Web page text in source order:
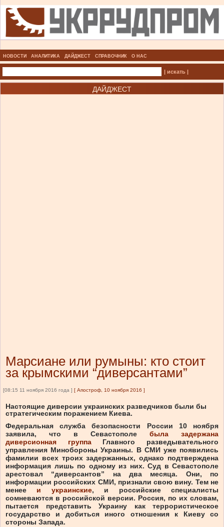
НОВОСТИ АНАЛИТИКА ДАЙДЖЕСТ СПРАВОЧНИК О НАС
| искать |
ДАЙДЖЕСТ
Марсиане или румыны: кто стоит
за крымскими “диверсантами”
[08:15 11 ноября 2016 года ] [ Апостроф, 10 ноября 2016 ]
Настоящие диверсии украинских разведчиков были бы
стратегическим поражением Киева.
Федеральная служба безопасности России 10 ноября
заявила, что в Севастополе была задержана
диверсионная группаГлавного разведывательного
управления Минобороны Украины. В СМИ уже появились
фамилии всех троих задержанных, однако подтверждена
информация лишь по одному из них. Суд в Севастополе
арестовал “диверсантов” на два месяца. Они, по
информации российских СМИ, признали свою вину. Тем не
менее и украинские, и российские специалисты
сомневаются в российской версии. Россия, по их словам,
пытается представить Украину как террористическое
государство и добиться иного отношения к Киеву со
стороны Запада.